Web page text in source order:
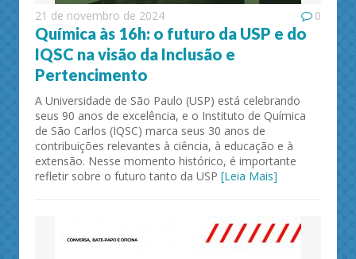
21 de novembro de 2024 0
Química às 16h: o futuro da USP e do
IQSC na visão da Inclusão e
Pertencimento
A Universidade de São Paulo (USP) está celebrando
seus 90 anos de excelência, e o Instituto de Química
de São Carlos (IQSC) marca seus 30 anos de
contribuições relevantes à ciência, à educação e à
extensão. Nesse momento histórico, é importante
refletir sobre o futuro tanto da USP [Leia Mais]